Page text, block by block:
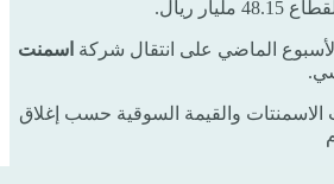
ريال.
الماضي على انتقال شركة اسمنت
والقيمة السوقية حسب إغلاق